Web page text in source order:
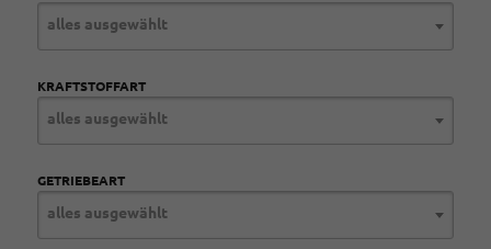
alles ausgewählt
KRAFTSTOFFART
alles ausgewählt
GETRIEBEART
alles ausgewählt